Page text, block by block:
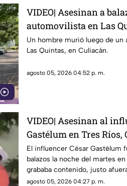
VIDEO| Asesinan a
automovilista en Las
Culiacán
Un hombre murió luego de un
Las Quintas, en Culiacán.
agosto 05, 2026 04:52 p. m.
VIDEO| Asesinan al
Gastélum en Tres Ríos,
El influencer César Gastélum
balazos la noche del martes
grababa contenido, justo
en Tres Ríos.
agosto 05, 2026 04:27 p. m.